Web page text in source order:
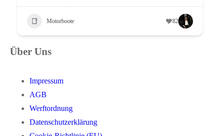
Motorboote 82
Über Uns
Impressum
AGB
Werftordnung
Datenschutzerklärung